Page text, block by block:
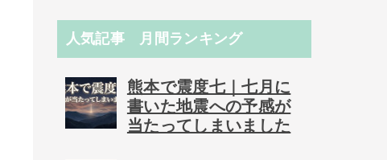
人気記事 月間ランキング
熊本で震度七｜七月に
書いた地震への予感が
当たってしまいました